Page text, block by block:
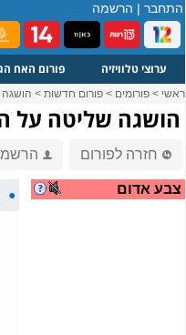
התחבר | הרשמה
ערוצי טלוויזיה פורום האח
ראשי > פורומים > פורום חדשות >
הושגה שליטה על
חזרה לפורום
צבע אדום ●